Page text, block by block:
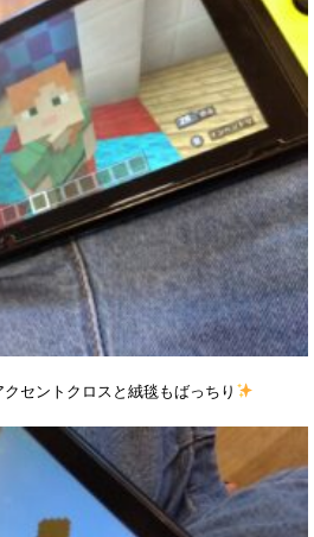
セントクロスと絨毯もばっちり